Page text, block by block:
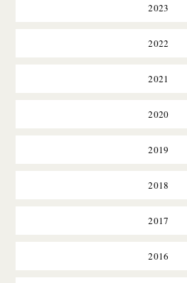
2023
2022
2021
2020
2019
2018
2017
2016